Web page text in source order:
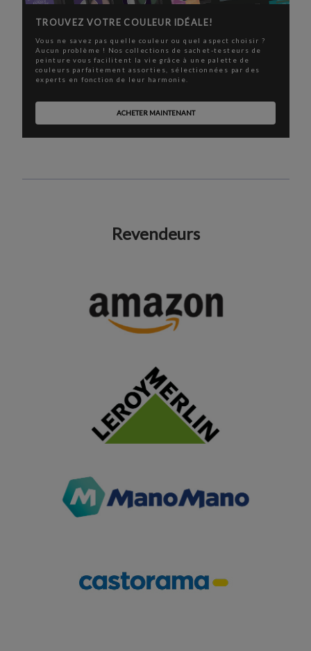
TROUVEZ VOTRE COULEUR IDÉALE!
Vous ne savez pas quelle couleur ou quel aspect choisir ?
Aucun problème ! Nos collections de sachet-testeurs de
peinture vous facilitent la vie grâce à une palette de
couleurs parfaitement assorties, sélectionnées par des
experts en fonction de leur harmonie.
ACHETER MAINTENANT
Revendeurs